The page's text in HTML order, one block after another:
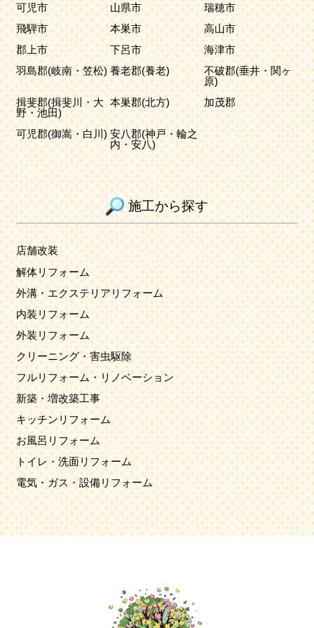
可児市
山県市
瑞穂市
飛騨市
本巣市
高山市
郡上市
下呂市
海津市
羽島郡(岐南・笠松) 養老郡(養老)
不破郡(垂井・関ヶ
原)
揖斐郡(揖斐川・大
野・池田)
本巣郡(北方) 加茂郡
可児郡(御嵩・白川) 安八郡(神戸・輪之
内・安八)
施工から探す
店舗改装
解体リフォーム
外溝・エクステリアリフォーム
内装リフォーム
外装リフォーム
クリーニング・害虫駆除
フルリフォーム・リノベーション
新築・増改築工事
キッチンリフォーム
お風呂リフォーム
トイレ・洗面リフォーム
電気・ガス・設備リフォーム